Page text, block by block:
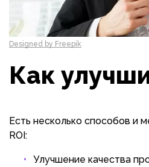
Designed by Freepik
Как
Есть несколько способов и
ROI:
Улучшение качества